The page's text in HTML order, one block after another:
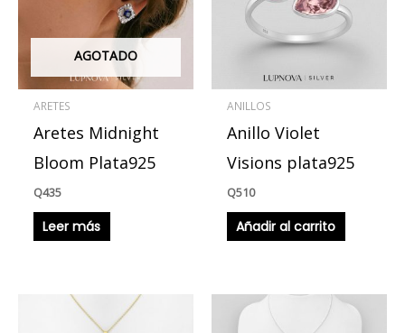
AGOTADO
ARETES
Aretes Midnight
Bloom Plata925
Q435
Leer más
ANILLOS
Anillo Violet
Visions plata925
Q510
Añadir al carrito